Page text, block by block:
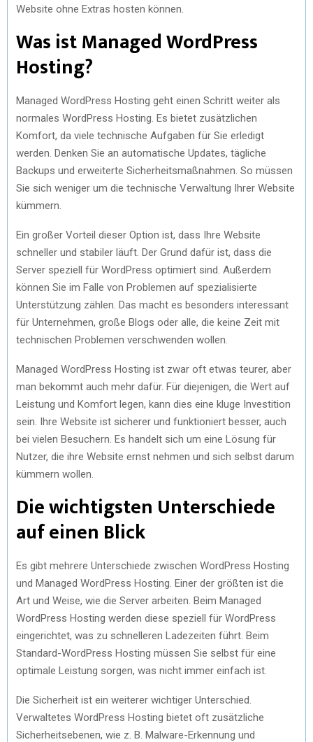
Website ohne Extras hosten können.
Was ist Managed WordPress
Hosting?
Managed WordPress Hosting geht einen Schritt weiter als
normales WordPress Hosting. Es bietet zusätzlichen
Komfort, da viele technische Aufgaben für Sie erledigt
werden. Denken Sie an automatische Updates, tägliche
Backups und erweiterte Sicherheitsmaßnahmen. So müssen
Sie sich weniger um die technische Verwaltung Ihrer Website
kümmern.
Ein großer Vorteil dieser Option ist, dass Ihre Website
schneller und stabiler läuft. Der Grund dafür ist, dass die
Server speziell für WordPress optimiert sind. Außerdem
können Sie im Falle von Problemen auf spezialisierte
Unterstützung zählen. Das macht es besonders interessant
für Unternehmen, große Blogs oder alle, die keine Zeit mit
technischen Problemen verschwenden wollen.
Managed WordPress Hosting ist zwar oft etwas teurer, aber
man bekommt auch mehr dafür. Für diejenigen, die Wert auf
Leistung und Komfort legen, kann dies eine kluge Investition
sein. Ihre Website ist sicherer und funktioniert besser, auch
bei vielen Besuchern. Es handelt sich um eine Lösung für
Nutzer, die ihre Website ernst nehmen und sich selbst darum
kümmern wollen.
Die wichtigsten Unterschiede
auf einen Blick
Es gibt mehrere Unterschiede zwischen WordPress Hosting
und Managed WordPress Hosting. Einer der größten ist die
Art und Weise, wie die Server arbeiten. Beim Managed
WordPress Hosting werden diese speziell für WordPress
eingerichtet, was zu schnelleren Ladezeiten führt. Beim
Standard-WordPress Hosting müssen Sie selbst für eine
optimale Leistung sorgen, was nicht immer einfach ist.
Die Sicherheit ist ein weiterer wichtiger Unterschied.
Verwaltetes WordPress Hosting bietet oft zusätzliche
Sicherheitsebenen, wie z. B. Malware-Erkennung und